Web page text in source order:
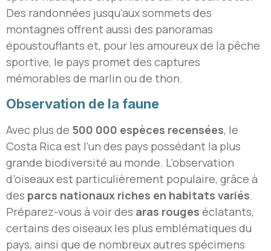
Des randonnées jusqu’aux sommets des
montagnes offrent aussi des panoramas
époustouflants et, pour les amoureux de la pêche
sportive, le pays promet des captures
mémorables de marlin ou de thon.
Observation de la faune
Avec plus de 500 000 espèces recensées, le
Costa Rica est l’un des pays possédant la plus
grande biodiversité au monde. L’observation
d’oiseaux est particulièrement populaire, grâce à
des parcs nationaux riches en habitats variés.
Préparez-vous à voir des aras rouges éclatants,
certains des oiseaux les plus emblématiques du
pays, ainsi que de nombreux autres spécimens